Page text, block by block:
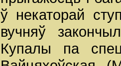
ў некаторай
вучняў
Купалы па